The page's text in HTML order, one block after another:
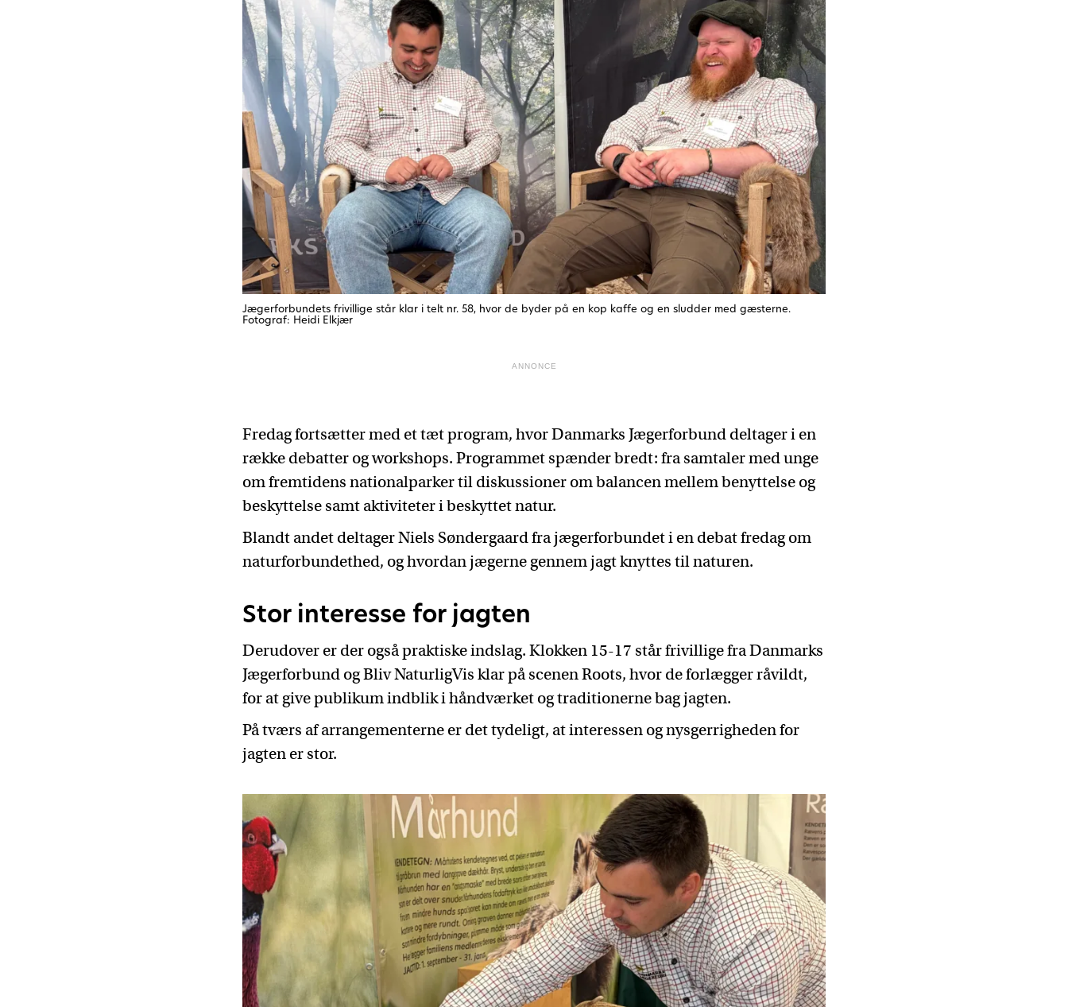
Jægerforbundets frivillige står klar i telt nr. 58, hvor de byder på en kop kaffe og en sludder med gæsterne.
Fotograf: Heidi Elkjær
ANNONCE
Fredag fortsætter med et tæt program, hvor Danmarks Jægerforbund deltager i en
række debatter og workshops. Programmet spænder bredt: fra samtaler med unge
om fremtidens nationalparker til diskussioner om balancen mellem benyttelse og
beskyttelse samt aktiviteter i beskyttet natur.
Blandt andet deltager Niels Søndergaard fra jægerforbundet i en debat fredag om
naturforbundethed, og hvordan jægerne gennem jagt knyttes til naturen.
Stor interesse for jagten
Derudover er der også praktiske indslag. Klokken 15-17 står frivillige fra Danmarks
Jægerforbund og Bliv NaturligVis klar på scenen Roots, hvor de forlægger råvildt,
for at give publikum indblik i håndværket og traditionerne bag jagten.
På tværs af arrangementerne er det tydeligt, at interessen og nysgerrigheden for
jagten er stor.